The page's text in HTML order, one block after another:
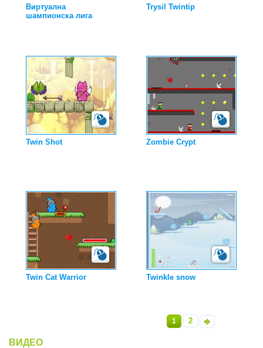
Виртуална
шампионска лига
Trysil Twintip
Twin Shot Zombie Crypt
Twin Cat Warrior Twinkle snow
1 2»
ВИДЕО